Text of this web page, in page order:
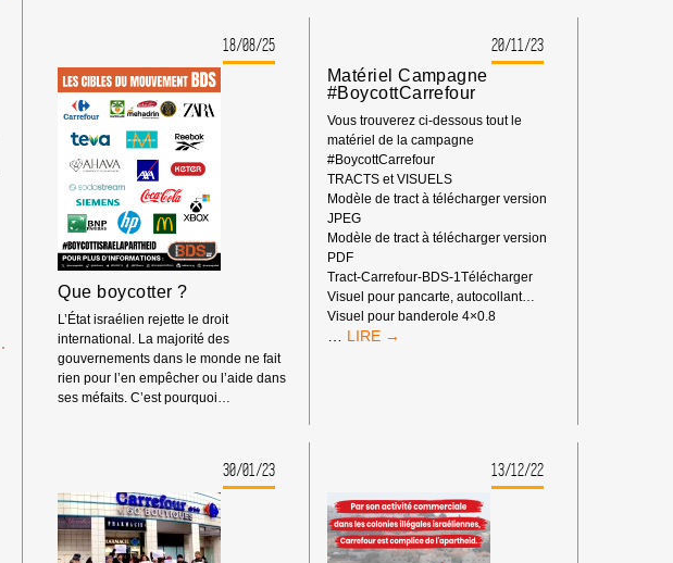
18/08/25
Que boycotter ?
L’État israélien rejette le droit
international. La majorité des
gouvernements dans le monde ne fait
rien pour l’en empêcher ou l’aide dans
ses méfaits. C’est pourquoi…
20/11/23
Matériel Campagne
#BoycottCarrefour
Vous trouverez ci-dessous tout le
matériel de la campagne
#BoycottCarrefour
TRACTS et VISUELS
Modèle de tract à télécharger version
JPEG
Modèle de tract à télécharger version
PDF
Tract-Carrefour-BDS-1Télécharger
Visuel pour pancarte, autocollant…
Visuel pour banderole 4×0.8
MATÉRIEL
30/01/23 13/12/22